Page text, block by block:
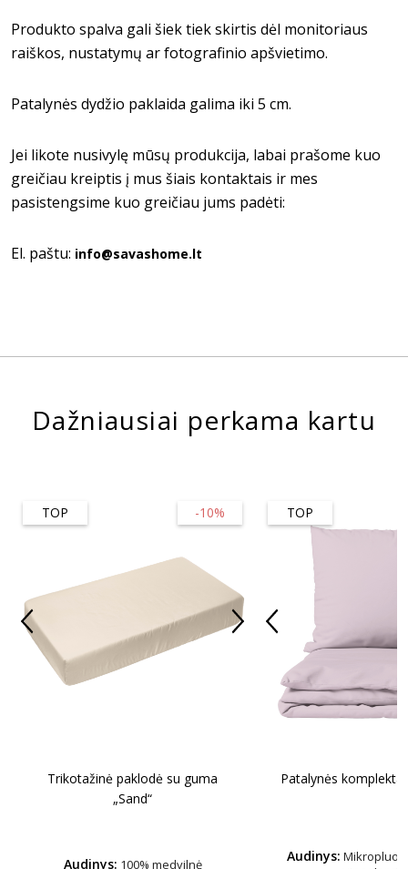
Produkto spalva gali šiek tiek skirtis dėl monitoriaus
raiškos, nustatymų ar fotografinio apšvietimo.
Patalynės dydžio paklaida galima iki 5 cm.
Jei likote nusivylę mūsų produkcija, labai prašome kuo
greičiau kreiptis į mus šiais kontaktais ir mes
pasistengsime kuo greičiau jums padėti:
El. paštu: info@savashome.lt
Dažniausiai perkama kartu
-10%
TOP
Trikotažinė paklodė su guma
„Sand“
Audinys: 100% medvilnė
TOP
Patalynės
Audinys: